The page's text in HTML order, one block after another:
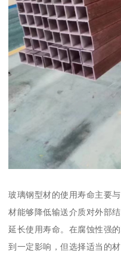
玻璃钢型材的使用寿命主要
材能够降低输送介质对外部
延长使用寿命。在腐蚀性强
到一定影响，但选择适当的